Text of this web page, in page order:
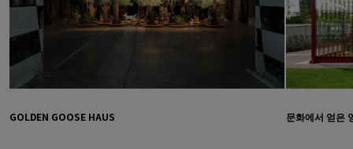
GOLDEN GOOSE HAUS 문화에서 얻은